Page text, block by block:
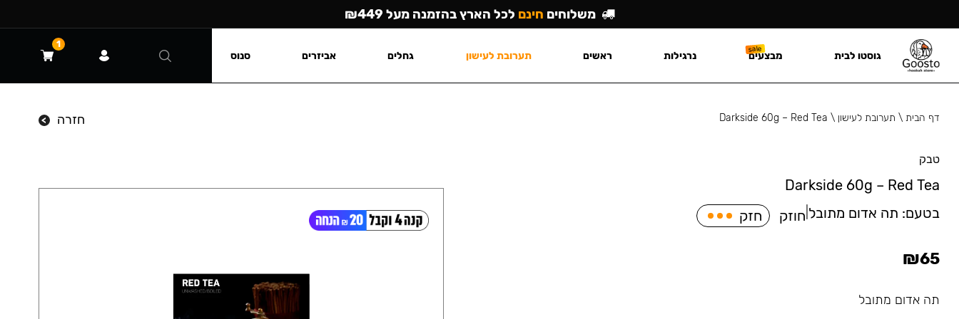
דף הבית\ תערובת לעישון \
Darkside 60g – Red Tea חזרה
טבק
Darkside 60g – Red Tea
בטעם: תה אדום מתובל חוזק חזק
₪65
תה אדום מתובל
משלוחים חינם לכל הארץ בהזמנה מעל ₪449
גוסטו לבית מבצעים נרגילות ראשים תערובת לעישון גחלים אביזרים סנוס
1